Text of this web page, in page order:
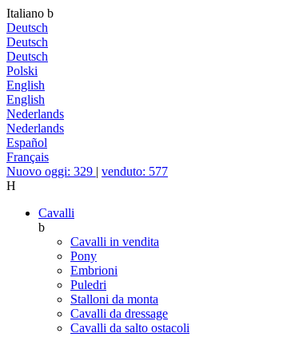
Italiano b
Deutsch
Deutsch
Deutsch
Polski
English
English
Nederlands
Nederlands
Español
Français
Nuovo oggi: 329 | venduto: 577
H
Cavalli
b
Cavalli in vendita
Pony
Embrioni
Puledri
Stalloni da monta
Cavalli da dressage
Cavalli da salto ostacoli